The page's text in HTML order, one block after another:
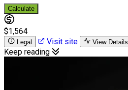
Calculate
$1,564
Legal Visit site View Details
Keep reading